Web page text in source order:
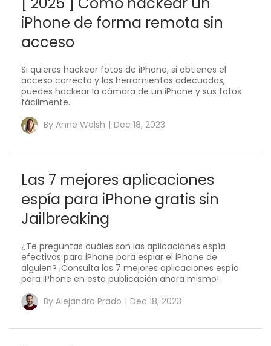
iPhone de forma remota sin
acceso
Si quieres hackear fotos de iPhone, si obtienes el
acceso correcto y las herramientas adecuadas,
puedes hackear la cámara de un iPhone y sus fotos
fácilmente.
By Anne Walsh | Dec 18, 2023
Las 7 mejores aplicaciones
espía para iPhone gratis sin
Jailbreaking
¿Te preguntas cuáles son las aplicaciones espía
efectivas para iPhone para espiar el iPhone de
alguien? ¡Consulta las 7 mejores aplicaciones espía
para iPhone en esta publicación ahora mismo!
By Alejandro Prado | Dec 18, 2023